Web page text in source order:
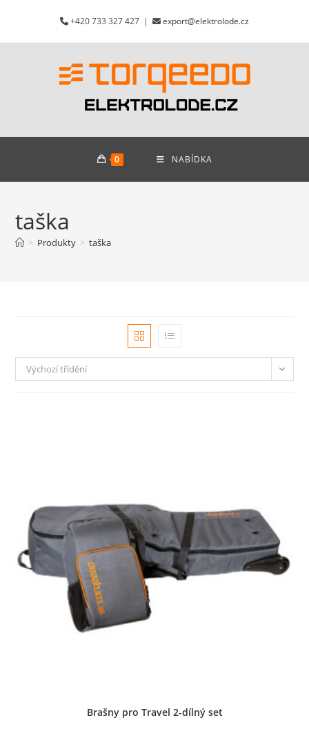
obsahu
+420 733 327 427 | export@elektrolode.cz
0 NABÍDKA
taška
> Produkty > taška
Výchozí třídění
Brašny pro Travel 2-dílný set